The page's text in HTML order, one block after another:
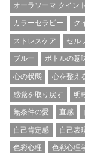
オーラソーマ クイン
カラーセラピー ク
ストレスケア セル
ブルー ボトルの意
心の状態 心を整え
感覚を取り戻す 明
無条件の愛 直感
自己肯定感 自己表
色彩心理 色彩心理